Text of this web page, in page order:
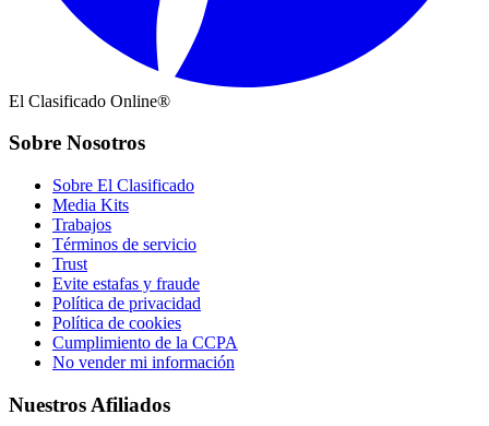
El Clasificado Online®
Sobre Nosotros
Sobre El Clasificado
Media Kits
Trabajos
Términos de servicio
Trust
Evite estafas y fraude
Política de privacidad
Política de cookies
Cumplimiento de la CCPA
No vender mi información
Nuestros Afiliados